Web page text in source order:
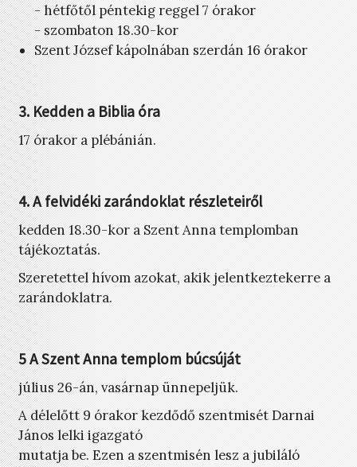
- hétfőtől péntekig reggel 7 órakor
- szombaton 18.30-kor
Szent József kápolnában szerdán 16 órakor
3. Kedden a Biblia óra
17 órakor a plébánián.
4. A felvidéki zarándoklat részleteiről
kedden 18.30-kor a Szent Anna templomban
tájékoztatás.
Szeretettel hívom azokat, akik jelentkeztekerre a
zarándoklatra.
5 A Szent Anna templom búcsúját
július 26-án, vasárnap ünnepeljük.
A délelőtt 9 órakor kezdődő szentmisét Darnai
János lelki igazgató
mutatja be. Ezen a szentmisén lesz a jubiláló